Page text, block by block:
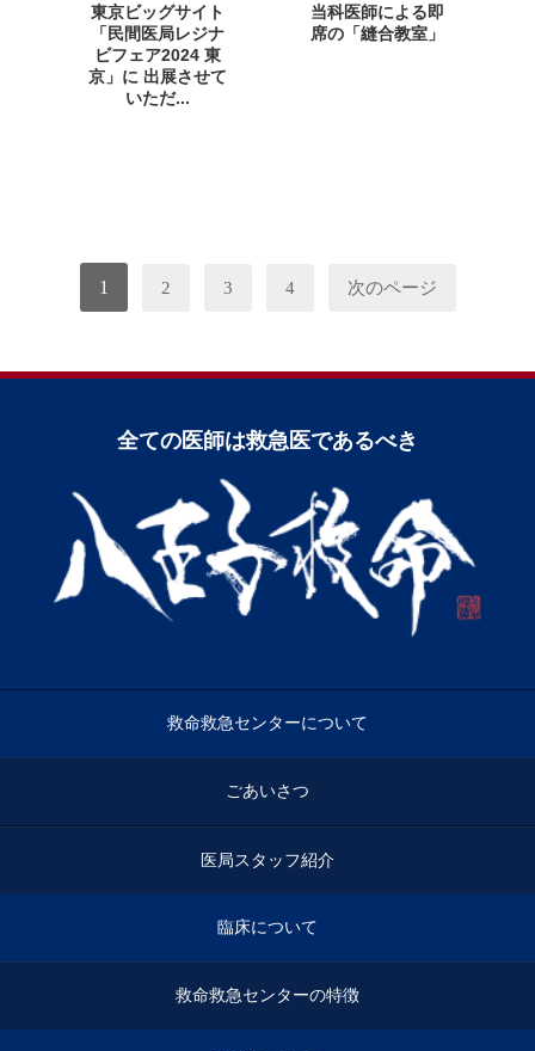
東京ビッグサイト
「民間医局レジナ
ビフェア2024 東
京」に 出展させて
いただ...
当科医師による即
席の「縫合教室」
1 2 3 4 次のページ
全ての医師は救急医であるべき
救命救急センターについて
ごあいさつ
医局スタッフ紹介
臨床について
救命救急センターの特徴